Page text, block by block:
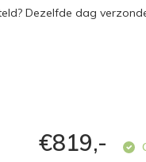
Dezelfde dag
€819,-